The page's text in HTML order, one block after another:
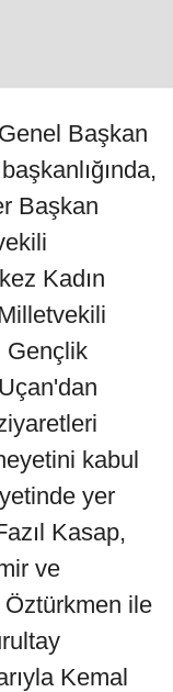
Başkan
Başkan
Kadın
Gençlik
kabul
yer
Kasap,
ve
ile
Kemal